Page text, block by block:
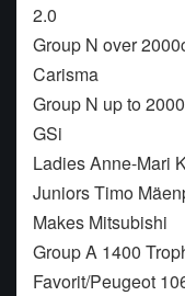
2.0
Group N over
Carisma
Group N up to
GSi
Ladies Anne-Mari
Juniors Timo
Makes Mitsubishi
Group A 1400
Favorit/Peugeot